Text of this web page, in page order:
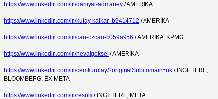
https://www.linkedin.com/in/daniyal-admaney / AMERİKA
https://www.linkedin.com/in/kutay-kalkan-b9414712 / AMERİKA
https://www.linkedin.com/in/can-ozcan-b059a956 / AMERİKA, KPMG
https://www.linkedin.com/in/nevalgoksel / AMERİKA
https://www.linkedin.com/in/cemkurulay/?originalSubdomain=uk / İNGİLTERE,
BLOOMBERG, EX-META
https://www.linkedin.com/in/resuls / İNGİLTERE, META